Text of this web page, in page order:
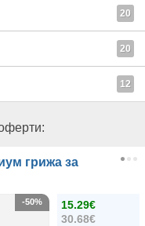
20
20
12
грижа за
15.29€
30.68€
-50%